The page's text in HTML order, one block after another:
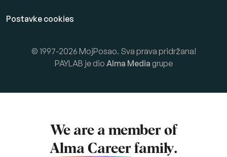
Postavke cookies
© 1997-2026 MojPosao. Sva prava pridržana!
PAYLAB je dio Alma Media grupe
We are a member of
Alma Career family.